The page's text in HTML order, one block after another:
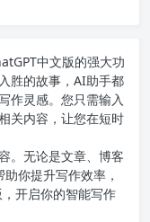
中文版的强大功
胜的故事，AI助手都
作灵感。您只需输入
关内容，让您在短时
。无论是文章、博客
你提升写作效率，
，开启你的智能写作